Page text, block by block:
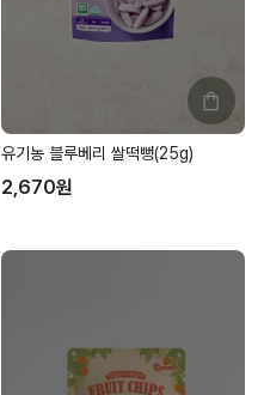
유기농 블루베리 쌀떡뻥(25g)
2,670원